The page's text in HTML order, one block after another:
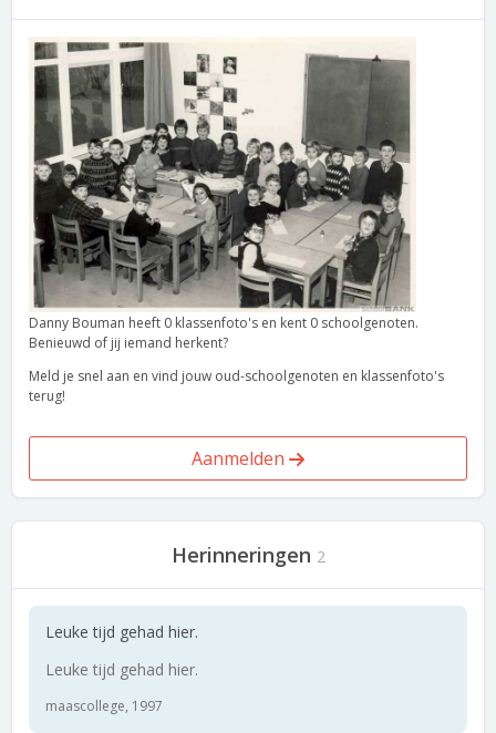
Danny Bouman heeft 0 klassenfoto's en kent 0 schoolgenoten.
Benieuwd of jij iemand herkent?
Meld je snel aan en vind jouw oud-schoolgenoten en klassenfoto's
terug!
Aanmelden
Herinneringen 2
Leuke tijd gehad hier.
Leuke tijd gehad hier.
maascollege, 1997